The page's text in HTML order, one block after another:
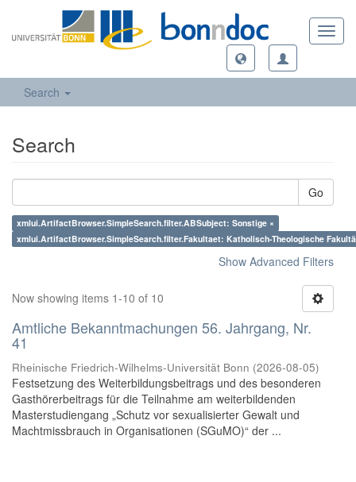
Search
Search
Go
xmlui.ArtifactBrowser.SimpleSearch.filter.ABSubject: Sonstige ×
xmlui.ArtifactBrowser.SimpleSearch.filter.Fakultaet: Katholisch-Theologische
Show Advanced Filters
Now showing items 1-10 of 10
Amtliche Bekanntmachungen 56. Jahrgang, Nr.
41
Rheinische Friedrich-Wilhelms-Universität Bonn (2026-08-05)
Festsetzung des Weiterbildungsbeitrags und des besonderen
Gasthörerbeitrags für die Teilnahme am weiterbildenden
Masterstudiengang „Schutz vor sexualisierter Gewalt und
Machtmissbrauch in Organisationen (SGuMO)“ der ...